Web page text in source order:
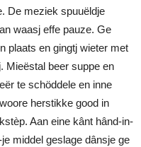
De meziek spuuëldje
waasj effe pauze. Ge
plaats en gingtj wieter met
Mieëstal beer suppe en
te schöddele en inne
herstikke good in
Aan eine kânt hând-in-
middel geslage dânsje ge